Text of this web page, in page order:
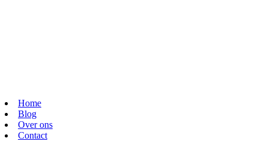
Home
Blog
Over ons
Contact